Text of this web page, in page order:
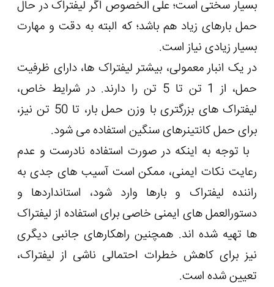
بسیار سختی است؛ علی الخصوص اگر لیفتراک در حال
حمل بارهای زیاد هم باشد؛ که البته به دقت و مهارت
بسیار زیادی نیاز است.
در یک انبار معمولی، بیشتر لیفتراک ها، دارای ظرفیت
حمل، از 1 تن تا 5 تن را دارند. در شرایط خاص،
لیفتراک های بزرگتری با وزن حمل بار، تا 50 تن نیز،
برای حمل کانتینرهای سنگین استفاده می شود.
با توجه به اینکه در صورت استفاده نادرست و عدم
رعایت نکات ایمنی، ممکن است آسیب های جدی به
راننده لیفتراک و بارها وارد شود، استانداردها و
دستورالعمل های ایمنی خاصی برای استفاده از لیفتراک
ها تهیه شده اند. همچنین راهکارهای جانبی دیگری
نیز برای کاهش خطرات احتمالی ناشی از لیفتراک،
تعیین شده است.